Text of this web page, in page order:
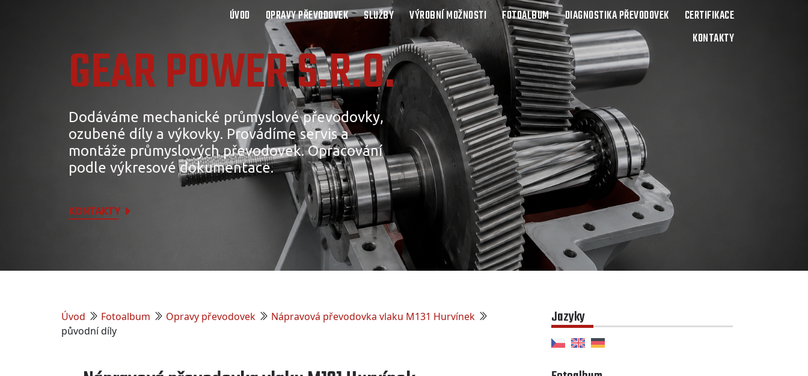
ÚVOD OPRAVY PŘEVODOVEK SLUŽBY VÝROBNÍ MOŽNOSTI FOTOALBUM DIAGNOSTIKA PŘEVODOVEK
CERTIFIKACE
KONTAKTY
GEAR POWER S.R.O.
Dodáváme mechanické průmyslové převodovky,
ozubené díly a výkovky. Provádíme servis a
montáže průmyslových převodovek. Opracování
podle výkresové dokumentace.
KONTAKTY
Úvod Fotoalbum Opravy převodovek
Nápravová převodovka vlaku M131 Hurvínek
původní díly
Jazyky